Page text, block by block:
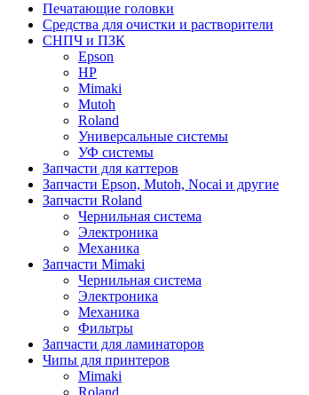
Печатающие головки
Средства для очистки и растворители
СНПЧ и ПЗК
Epson
HP
Mimaki
Mutoh
Roland
Универсальные системы
УФ системы
Запчасти для каттеров
Запчасти Epson, Mutoh, Nocai и другие
Запчасти Roland
Чернильная система
Электроника
Механика
Запчасти Mimaki
Чернильная система
Электроника
Механика
Фильтры
Запчасти для ламинаторов
Чипы для принтеров
Mimaki